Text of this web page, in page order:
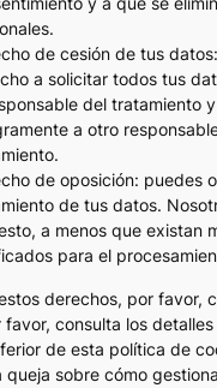
de cesión de tus
a solicitar todos tus
del tratamiento
a otro
de oposición: puedes
de tus datos.
a menos que existan
para el
derechos, por favor,
favor, consulta los
de esta política de
queja sobre cómo